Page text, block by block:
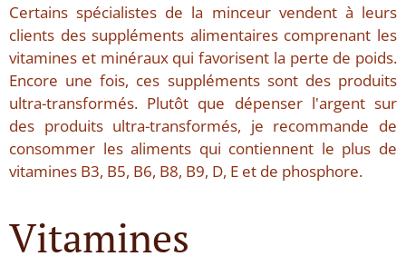
Certains spécialistes de la minceur vendent à leurs
clients des suppléments alimentaires comprenant les
vitamines et minéraux qui favorisent la perte de poids.
Encore une fois, ces suppléments sont des produits
ultra-transformés. Plutôt que dépenser l'argent sur
des produits ultra-transformés, je recommande de
consommer les aliments qui contiennent le plus de
vitamines B3, B5, B6, B8, B9, D, E et de phosphore.
Vitamines